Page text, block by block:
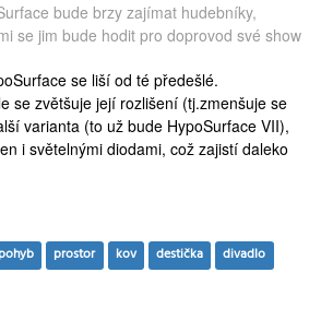
bude brzy zajímat hudebníky,
se jim bude hodit pro doprovod své show
se liší od té předešlé.
se zvětšuje její rozlišení (tj.zmenšuje se
varianta (to už bude HypoSurface VII),
i světelnými diodami, což zajistí daleko
prostor kov destička divadlo